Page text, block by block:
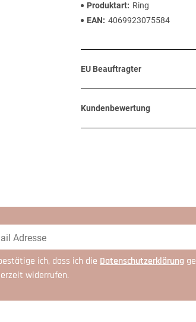
Produktart
Ring
EAN
4069923075584
EU Beauftragter
Kundenbewertung
ich, dass ich die Daten­schutz­erklärung
widerrufen.